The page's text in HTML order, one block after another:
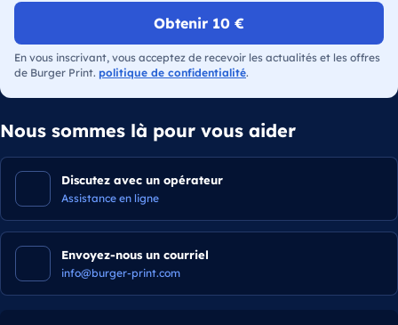
Obtenir 10 €
En vous inscrivant, vous acceptez de recevoir les actualités et les offres
de Burger Print. politique de confidentialité.
Nous sommes là pour vous aider
Discutez avec un opérateur
Assistance en ligne
Envoyez-nous un courriel
info@burger-print.com